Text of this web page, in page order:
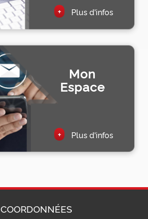
+ Plus d'infos
Mon
Espace
+ Plus d'infos
COORDONNÉES